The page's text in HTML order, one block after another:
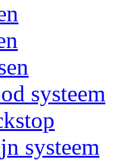
systeem
systeem